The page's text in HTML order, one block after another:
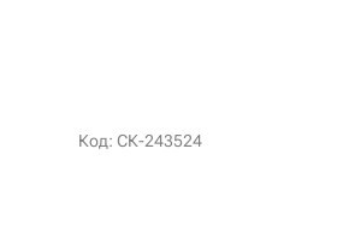
Код: СК-243524